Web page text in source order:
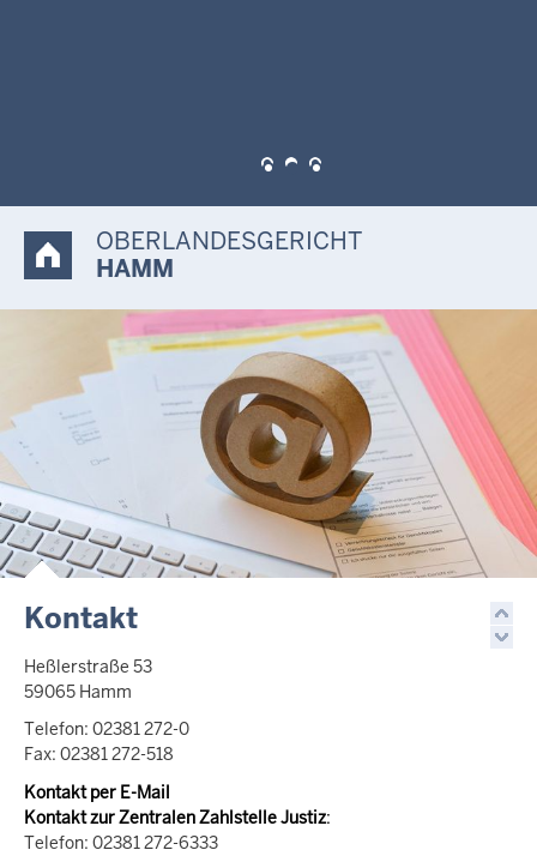
OBERLANDESGERICHT
HAMM
Kontakt
Heßlerstraße 53
59065 Hamm
Telefon: 02381 272-0
Fax: 02381 272-518
Kontakt per E-Mail
Kontakt zur Zentralen Zahlstelle Justiz:
Telefon: 02381 272-6333